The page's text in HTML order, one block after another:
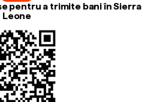
pentru a trimite bani în Sierra
Leone